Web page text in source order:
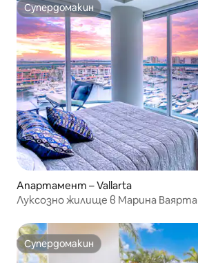
Супердомакин
Супердомакин
Апартамент – Vallarta
Луксозно жилище в Марина Ваярта
Супердомакин
Супердомакин